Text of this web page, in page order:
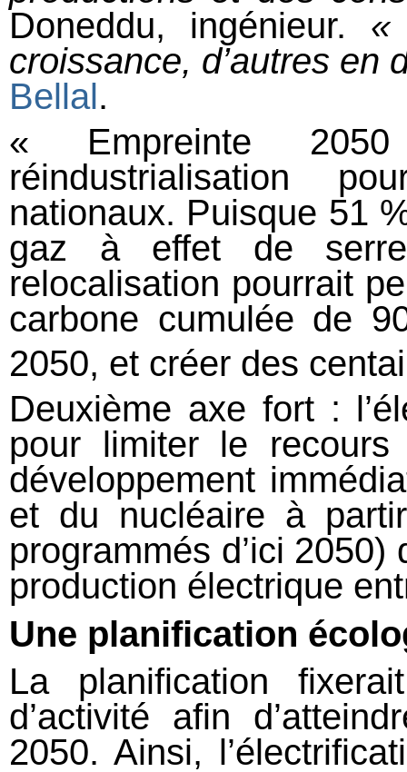
Doneddu, ingénieur. «
croissance, d’autres en
Bellal.
« Empreinte
réindustrialisation
nationaux. Puisque 51
gaz à effet de
relocalisation pourrait
carbone cumulée de
2050, et créer des
Deuxième axe fort :
pour limiter le
développement
et du nucléaire à
programmés d’ici
production électrique
Une planification
La planification
d’activité afin
2050. Ainsi,